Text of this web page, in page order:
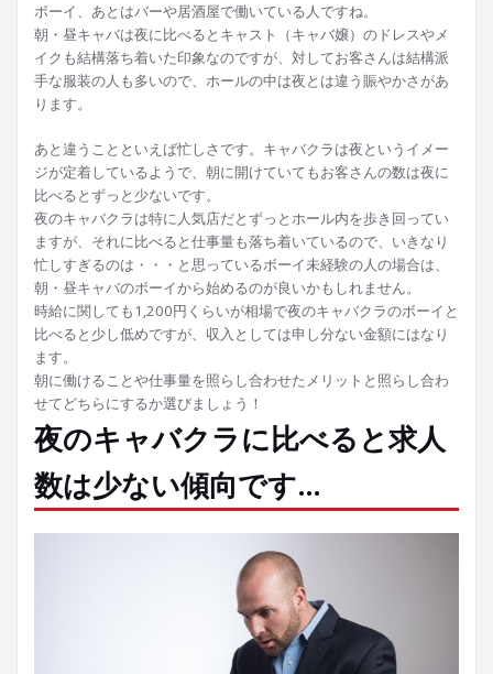
ボーイ、あとはバーや居酒屋で働いている人ですね。
朝・昼キャバは夜に比べるとキャスト（キャバ嬢）のドレスやメ
イクも結構落ち着いた印象なのですが、対してお客さんは結構派
手な服装の人も多いので、ホールの中は夜とは違う賑やかさがあ
ります。
あと違うことといえば忙しさです。キャバクラは夜というイメー
ジが定着しているようで、朝に開けていてもお客さんの数は夜に
比べるとずっと少ないです。
夜のキャバクラは特に人気店だとずっとホール内を歩き回ってい
ますが、それに比べると仕事量も落ち着いているので、いきなり
忙しすぎるのは・・・と思っているボーイ未経験の人の場合は、
朝・昼キャバのボーイから始めるのが良いかもしれません。
時給に関しても1,200円くらいが相場で夜のキャバクラのボーイと
比べると少し低めですが、収入としては申し分ない金額にはなり
ます。
朝に働けることや仕事量を照らし合わせたメリットと照らし合わ
せてどちらにするか選びましょう！
夜のキャバクラに比べると求人
数は少ない傾向です…